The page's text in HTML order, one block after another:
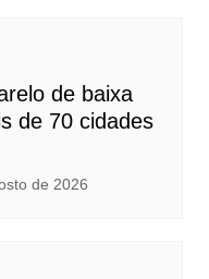
de baixa
de 70 cidades
de 2026